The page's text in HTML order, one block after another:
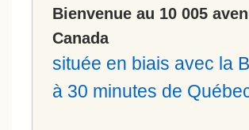
Bienvenue au 10 005
Canada
située en biais avec la
à 30 minutes de